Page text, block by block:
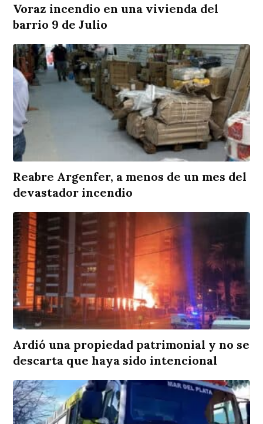
Voraz incendio en una vivienda del
barrio 9 de Julio
Reabre Argenfer, a menos de un mes del
devastador incendio
Ardió una propiedad patrimonial y no se
descarta que haya sido intencional